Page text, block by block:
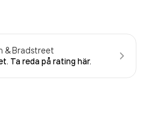
& Bradstreet
Ta reda på rating här.